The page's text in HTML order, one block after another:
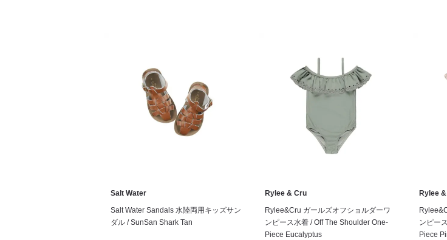
Salt Water
Salt Water Sandals 水陸両用キッズサン
ダル / SunSan Shark Tan
Rylee & Cru
Rylee&Cru ガールズオフショルダーワ
ンピース水着 / Off The Shoulder One-
Piece Eucalyptus
Rylee
ンピー
Piece